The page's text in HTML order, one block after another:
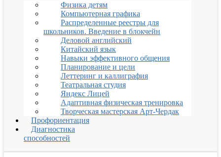
Физика детям
Компьютерная графика
Распределенные реестры для
школьников. Введение в блокчейн
Деловой английский
Китайский язык
Навыки эффективного общения
Планирование и цели
Леттеринг и каллиграфия
Театральная студия
Яндекс Лицей
Адаптивная физическая тренировка
Творческая мастерская Арт-Чердак
Профориентация
Диагностика
способностей